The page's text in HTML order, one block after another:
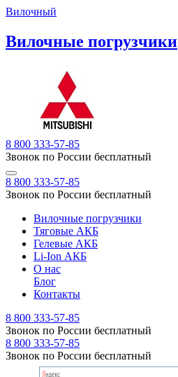
Вилочный
Вилочные погрузчики
8 800 333-57-85
Звонок по России бесплатный
8 800 333-57-85
Звонок по России бесплатный
Вилочные погрузчики
Тяговые АКБ
Гелевые АКБ
Li-Ion АКБ
О нас
Блог
Контакты
8 800 333-57-85
Звонок по России бесплатный
8 800 333-57-85
Звонок по России бесплатный